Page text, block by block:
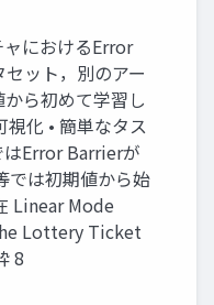
におけるError
ット，別のアー
ら初めて学習し
化 • 簡単なタス
はError Barrierが
では初期値から始
Linear Mode
Lottery Ticket
8